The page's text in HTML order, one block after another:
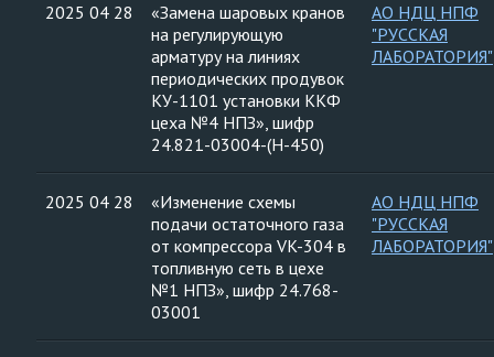
2025 04 28
«Замена шаровых кранов
на регулирующую
арматуру на линиях
периодических продувок
КУ-1101 установки ККФ
цеха №4 НПЗ», шифр
24.821-03004-(Н-450)
АО НДЦ НПФ
"РУССКАЯ
ЛАБОРАТОРИЯ"
2025 04 28
«Изменение схемы
подачи остаточного газа
от компрессора VK-304 в
топливную сеть в цехе
№1 НПЗ», шифр 24.768-
03001
АО НДЦ НПФ
"РУССКАЯ
ЛАБОРАТОРИЯ"